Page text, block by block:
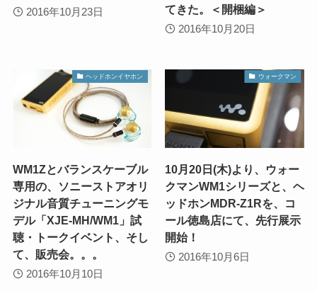
2016年10月23日
てきた。＜開梱編＞
2016年10月20日
ヘッドホンイヤホン
WM1Zとバランスケーブル
専用の、ソニーストアオリ
ジナル音質チューニングモ
デル「XJE-MH/WM1」試
聴・トークイベント、そし
て、販売会。。。
2016年10月10日
ウォークマン
10月20日(木)より、ウォー
クマンWM1シリーズと、ヘ
ッドホンMDR-Z1Rを、コ
ール徳島店にて、先行展示
開始！
2016年10月6日